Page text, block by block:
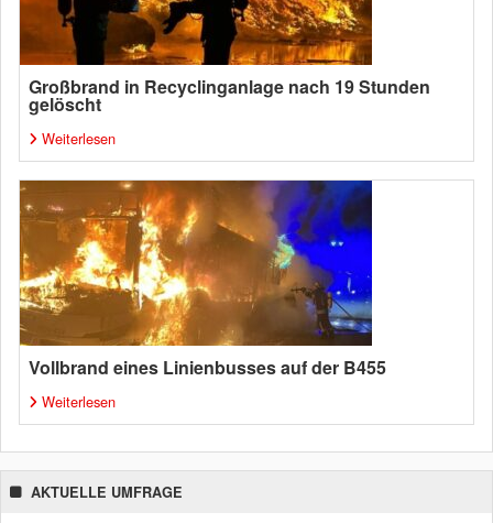
Großbrand in Recyclinganlage nach 19 Stunden
gelöscht
Weiterlesen
Vollbrand eines Linienbusses auf der B455
Weiterlesen
AKTUELLE UMFRAGE